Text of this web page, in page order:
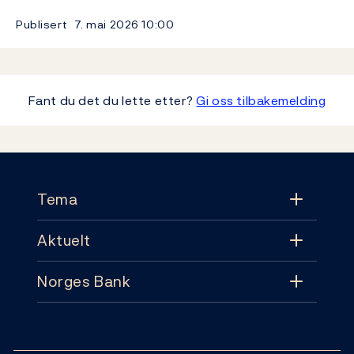
Publisert 7. mai 202610:00
Fant du det du lette etter?Gi oss tilbakemelding
Tema
Tema
Pengepolitikk
Aktuelt
Aktuelt
Norges Bank